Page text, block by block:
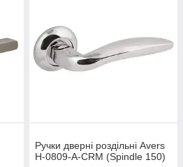
Ручки дверні роздільні Avers
H-0809-A-CRM (Spindle 150)